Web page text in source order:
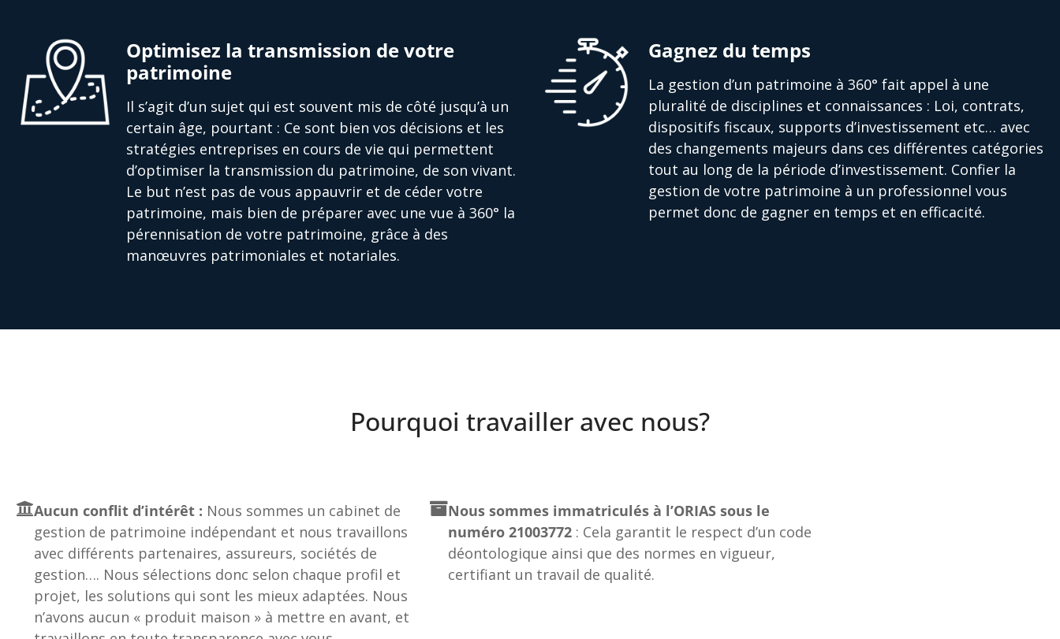
Optimisez la transmission de votre
patrimoine
Il s’agit d’un sujet qui est souvent mis de côté jusqu’à un
certain âge, pourtant : Ce sont bien vos décisions et les
stratégies entreprises en cours de vie qui permettent
d’optimiser la transmission du patrimoine, de son vivant.
Le but n’est pas de vous appauvrir et de céder votre
patrimoine, mais bien de préparer avec une vue à 360° la
pérennisation de votre patrimoine, grâce à des
manœuvres patrimoniales et notariales.
Gagnez du temps
La gestion d’un patrimoine à 360° fait appel à une
pluralité de disciplines et connaissances : Loi, contrats,
dispositifs fiscaux, supports d’investissement etc… avec
des changements majeurs dans ces différentes catégories
tout au long de la période d’investissement. Confier la
gestion de votre patrimoine à un professionnel vous
permet donc de gagner en temps et en efficacité.
Pourquoi travailler avec nous?
Aucun conflit d’intérêt : Nous sommes un cabinet de
gestion de patrimoine indépendant et nous travaillons
avec différents partenaires, assureurs, sociétés de
gestion…. Nous sélections donc selon chaque profil et
projet, les solutions qui sont les mieux adaptées. Nous
n’avons aucun « produit maison » à mettre en avant, et
Nous sommes immatriculés à l’ORIAS sous le
numéro 21003772: Cela garantit le respect d’un code
déontologique ainsi que des normes en vigueur,
certifiant un travail de qualité.